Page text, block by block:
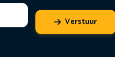
Verstuur